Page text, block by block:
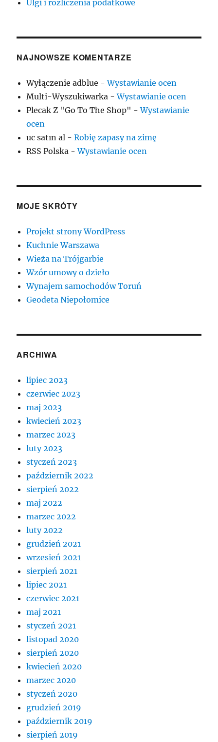
Ulgi i rozliczenia podatkowe
NAJNOWSZE KOMENTARZE
Wyłączenie adblue -Wystawianie ocen
Multi-Wyszukiwarka -Wystawianie ocen
Plecak Z "Go To The Shop" -Wystawianie
ocen
uc satın al -Robię zapasy na zimę
RSS Polska -Wystawianie ocen
MOJE SKRÓTY
Projekt strony WordPress
Kuchnie Warszawa
Wieża na Trójgarbie
Wzór umowy o dzieło
Wynajem samochodów Toruń
Geodeta Niepołomice
ARCHIWA
lipiec 2023
czerwiec 2023
maj 2023
kwiecień 2023
marzec 2023
luty 2023
styczeń 2023
październik 2022
sierpień 2022
maj 2022
marzec 2022
luty 2022
grudzień 2021
wrzesień 2021
sierpień 2021
lipiec 2021
czerwiec 2021
maj 2021
styczeń 2021
listopad 2020
sierpień 2020
kwiecień 2020
marzec 2020
styczeń 2020
grudzień 2019
październik 2019
sierpień 2019